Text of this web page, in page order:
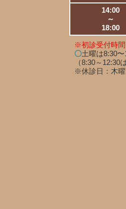
14:00
～
18:00
※初診受付時間
〇土曜は8:30〜
（8:30～12:30
※休診日：木